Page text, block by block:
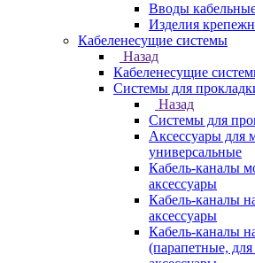
Вводы
Изделия
Кабеленесущие системы
Назад
Кабеленесущие
Системы для
Назад
Системы для
Аксессуары для
универсальные
Кабель-каналы
аксессуары
Кабель-каналы
аксессуары
Кабель-каналы
(парапетные,